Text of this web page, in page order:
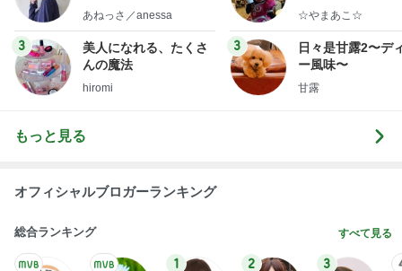
little minimalist's bea
あねっさ／anessa
3
美人になれる、たくさ
んの魔法
hiromi
☆やまあこ☆
3
日々是甘露2〜デ
ー風味〜
甘露
もっと見る
オフィシャルブロガーランキング
総合ランキング すべて見る
1 2 3